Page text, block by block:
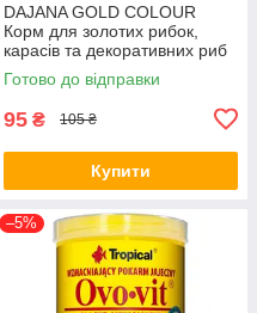
DAJANA GOLD COLOUR
Корм для золотих рибок,
карасів та декоративних риб
у пластівцях 100 мл/20 г
DP004A(5305)
Готово до відправки
95 ₴ 105 ₴
Купити
–5%